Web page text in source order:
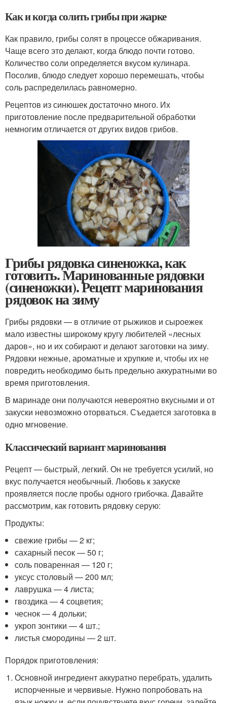
Как и когда солить грибы при жарке
Как правило, грибы солят в процессе обжаривания.
Чаще всего это делают, когда блюдо почти готово.
Количество соли определяется вкусом кулинара.
Посолив, блюдо следует хорошо перемешать, чтобы
соль распределилась равномерно.
Рецептов из синюшек достаточно много. Их
приготовление после предварительной обработки
немногим отличается от других видов грибов.
Грибы рядовка синеножка, как
готовить. Маринованные рядовки
(синеножки). Рецепт маринования
рядовок на зиму
Грибы рядовки — в отличие от рыжиков и сыроежек
мало известны широкому кругу любителей «лесных
даров», но и их собирают и делают заготовки на зиму.
Рядовки нежные, ароматные и хрупкие и, чтобы их не
повредить необходимо быть предельно аккуратными во
время приготовления.
В маринаде они получаются невероятно вкусными и от
закуски невозможно оторваться. Съедается заготовка в
одно мгновение.
Классический вариант маринования
Рецепт — быстрый, легкий. Он не требуется усилий, но
вкус получается необычный. Любовь к закуске
проявляется после пробы одного грибочка. Давайте
рассмотрим, как готовить рядовку серую:
Продукты:
свежие грибы — 2 кг;
сахарный песок — 50 г;
соль поваренная — 120 г;
уксус столовый — 200 мл;
лаврушка — 4 листа;
гвоздика — 4 соцветия;
чеснок — 4 дольки;
укроп зонтики — 4 шт.;
листья смородины — 2 шт.
Порядок приготовления:
Основной ингредиент аккуратно перебрать, удалить
испорченные и червивые. Нужно попробовать на